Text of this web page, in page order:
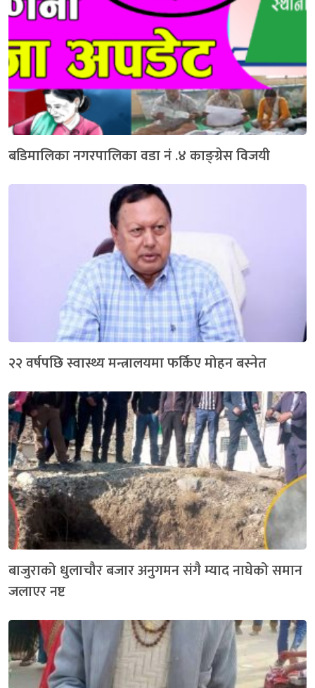
बडिमालिका नगरपालिका वडा नं .४ काङ्ग्रेस विजयी
२२ वर्षपछि स्वास्थ्य मन्त्रालयमा फर्किए मोहन बस्नेत
बाजुराको धुलाचौर बजार अनुगमन संगै म्याद नाघेको समान
जलाएर नष्ट